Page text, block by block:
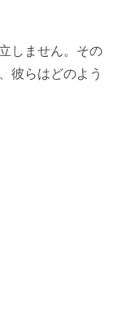
しません。その
彼らはどのよう